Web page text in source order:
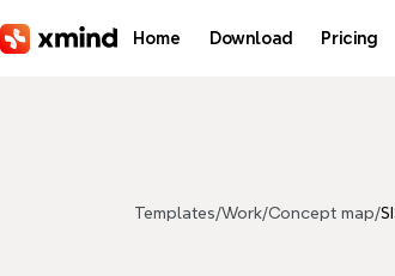
Home Download Pricing
Templates/Work/Concept map/